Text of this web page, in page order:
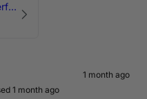
HPerformance Sommerfest 2026
1 month ago
1 month ago